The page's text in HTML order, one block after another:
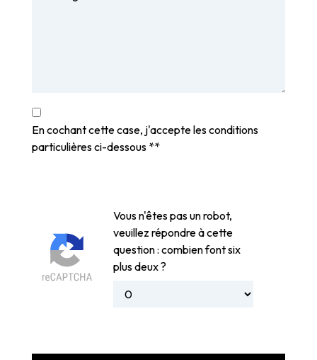
En cochant cette case, j'accepte les conditions
particulières ci-dessous **
Vous n'êtes pas un robot,
veuillez répondre à cette
question : combien font six
plus deux ?